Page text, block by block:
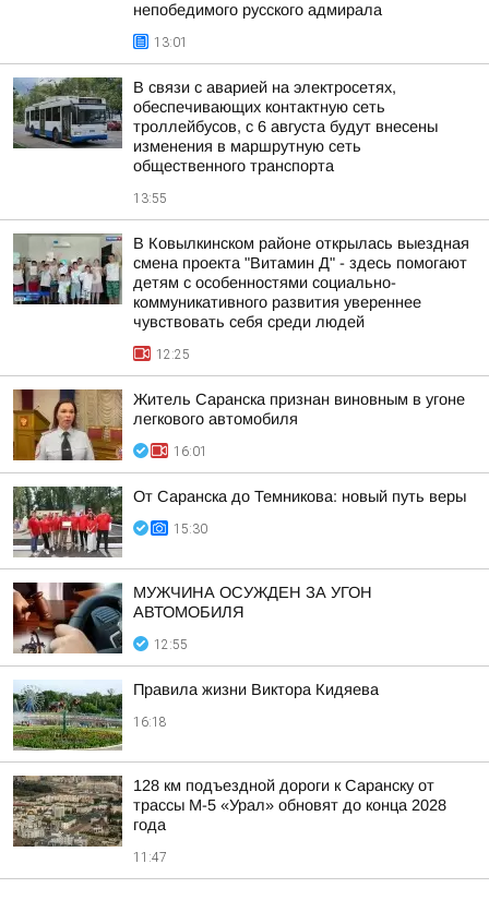
непобедимого русского адмирала
13:01
В связи с аварией на электросетях,
обеспечивающих контактную сеть
троллейбусов, с 6 августа будут внесены
изменения в маршрутную сеть
общественного транспорта
13:55
В Ковылкинском районе открылась выездная
смена проекта "Витамин Д" - здесь помогают
детям с особенностями социально-
коммуникативного развития увереннее
чувствовать себя среди людей
12:25
Житель Саранска признан виновным в угоне
легкового автомобиля
16:01
От Саранска до Темникова: новый путь веры
15:30
МУЖЧИНА ОСУЖДЕН ЗА УГОН
АВТОМОБИЛЯ
12:55
Правила жизни Виктора Кидяева
16:18
128 км подъездной дороги к Саранску от
трассы М-5 «Урал» обновят до конца 2028
года
11:47